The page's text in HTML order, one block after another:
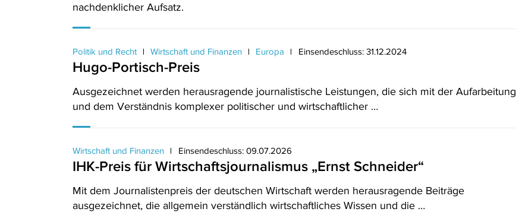
nachdenklicher Aufsatz.
Politik und Recht Wirtschaft und Finanzen Europa Einsendeschluss: 31.12.2024
Hugo-Portisch-Preis
Ausgezeichnet werden herausragende journalistische Leistungen, die sich mit der Aufarbeitung
und dem Verständnis komplexer politischer und wirtschaftlicher …
Wirtschaft und Finanzen Einsendeschluss: 09.07.2026
IHK-Preis für Wirtschaftsjournalismus „Ernst Schneider“
Mit dem Journalistenpreis der deutschen Wirtschaft werden herausragende Beiträge
ausgezeichnet, die allgemein verständlich wirtschaftliches Wissen und die …